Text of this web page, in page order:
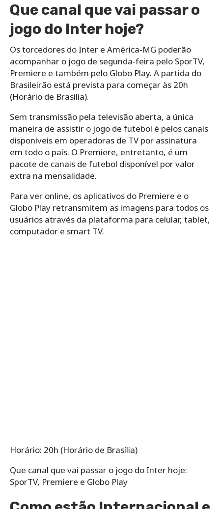
Que canal que vai passar o
jogo do Inter hoje?
Os torcedores do Inter e América-MG poderão
acompanhar o jogo de segunda-feira pelo SporTV,
Premiere e também pelo Globo Play. A partida do
Brasileirão está prevista para começar às 20h
(Horário de Brasília).
Sem transmissão pela televisão aberta, a única
maneira de assistir o jogo de futebol é pelos canais
disponíveis em operadoras de TV por assinatura
em todo o país. O Premiere, entretanto, é um
pacote de canais de futebol disponível por valor
extra na mensalidade.
Para ver online, os aplicativos do Premiere e o
Globo Play retransmitem as imagens para todos os
usuários através da plataforma para celular, tablet,
computador e smart TV.
Horário: 20h (Horário de Brasília)
Que canal que vai passar o jogo do Inter hoje:
SporTV, Premiere e Globo Play